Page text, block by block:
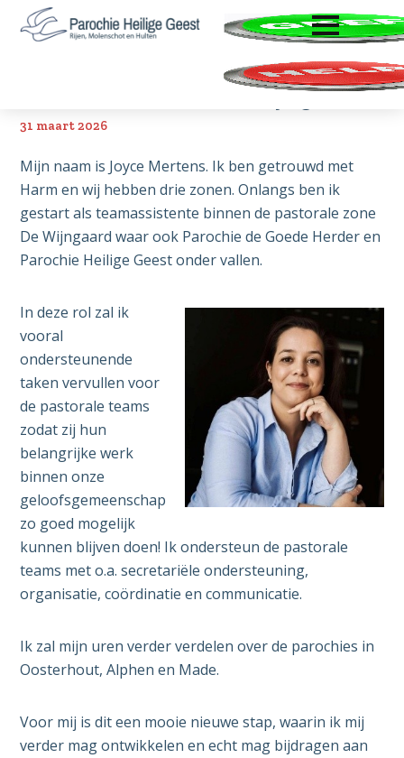
Door
naar
Spring
naar
Hulten
Zoeken
ENTER OM TE OPENEN
Teamassistente de Wijngaard
31 maart 2026
Mijn naam is Joyce Mertens. Ik ben getrouwd met
Harm en wij hebben drie zonen. Onlangs ben ik
gestart als teamassistente binnen de pastorale zone
De Wijngaard waar ook Parochie de Goede Herder en
Parochie Heilige Geest onder vallen.
In deze rol zal ik
vooral
ondersteunende
taken vervullen voor
de pastorale teams
zodat zij hun
belangrijke werk
binnen onze
geloofsgemeenschap
zo goed mogelijk
kunnen blijven doen! Ik ondersteun de pastorale
teams met o.a. secretariële ondersteuning,
organisatie, coördinatie en communicatie.
Ik zal mijn uren verder verdelen over de parochies in
Oosterhout, Alphen en Made.
Voor mij is dit een mooie nieuwe stap, waarin ik mij
verder mag ontwikkelen en echt mag bijdragen aan